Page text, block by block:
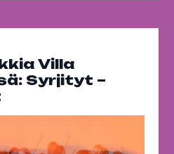
Villa
Syrjityt –